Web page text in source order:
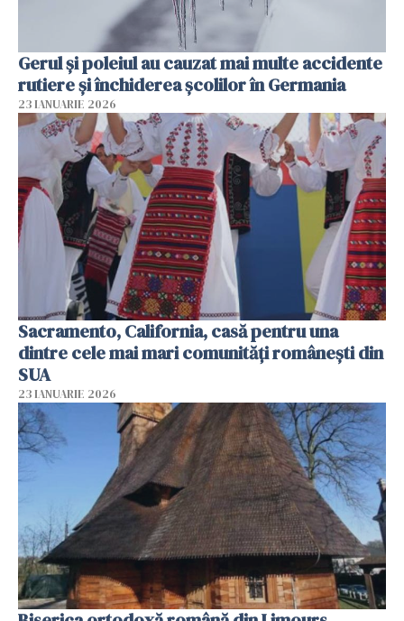
Gerul şi poleiul au cauzat mai multe accidente
rutiere şi închiderea şcolilor în Germania
23 IANUARIE 2026
Sacramento, California, casă pentru una
dintre cele mai mari comunități românești din
SUA
23 IANUARIE 2026